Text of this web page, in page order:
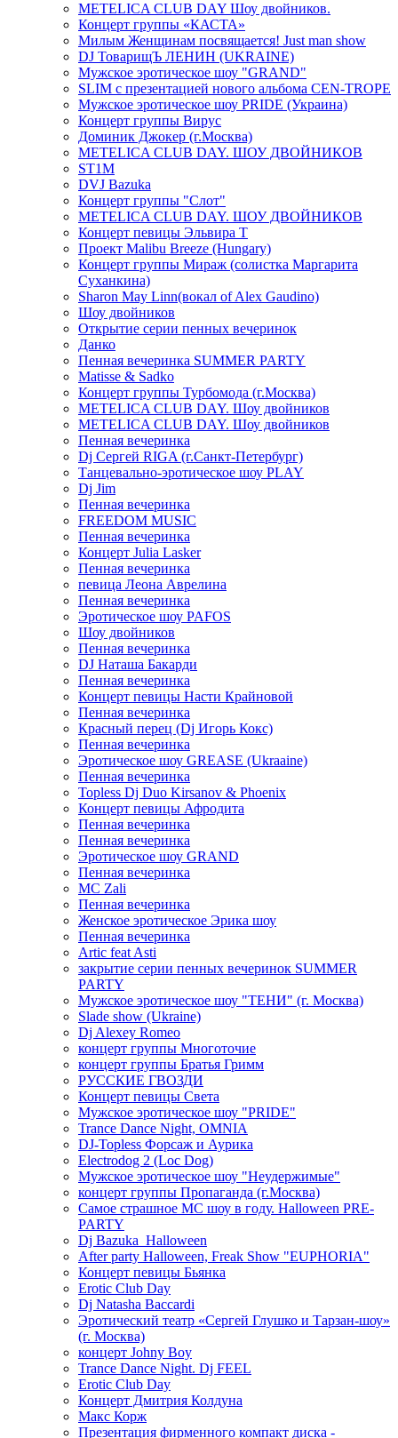
METELICA CLUB DAY Шоу двойников.
Концерт группы «КАСТА»
Милым Женщинам посвящается! Just man show
DJ ТоварищЪ ЛЕНИН (UKRAINE)
Мужское эротическое шоу "GRAND"
SLIM с презентацией нового альбома CEN-TROPE
Мужское эротическое шоу PRIDE (Украина)
Концерт группы Вирус
Доминик Джокер (г.Москва)
METELICA CLUB DAY. ШОУ ДВОЙНИКОВ
ST1M
DVJ Bazuka
Концерт группы "Слот"
METELICA CLUB DAY. ШОУ ДВОЙНИКОВ
Концерт певицы Эльвира Т
Проект Malibu Breeze (Hungary)
Концерт группы Мираж (солистка Маргарита
Суханкина)
Sharon May Linn(вокал of Alex Gaudino)
Шоу двойников
Открытие серии пенных вечеринок
Данко
Пенная вечеринка SUMMER PARTY
Matisse & Sadko
Концерт группы Турбомода (г.Москва)
METELICA CLUB DAY. Шоу двойников
METELICA CLUB DAY. Шоу двойников
Пенная вечеринка
Dj Сергей RIGA (г.Санкт-Петербург)
Танцевально-эротическое шоу PLAY
Dj Jim
Пенная вечеринка
FREEDOM MUSIC
Пенная вечеринка
Концерт Julia Lasker
Пенная вечеринка
певица Леона Аврелина
Пенная вечеринка
Эротическое шоу PAFOS
Шоу двойников
Пенная вечеринка
DJ Наташа Бакарди
Пенная вечеринка
Концерт певицы Насти Крайновой
Пенная вечеринка
Красный перец (Dj Игорь Кокс)
Пенная вечеринка
Эротическое шоу GREASE (Ukraaine)
Пенная вечеринка
Topless Dj Duo Kirsanov & Phoenix
Концерт певицы Афродита
Пенная вечеринка
Пенная вечеринка
Эротическое шоу GRAND
Пенная вечеринка
MC Zali
Пенная вечеринка
Женское эротическое Эрика шоу
Пенная вечеринка
Artic feat Asti
закрытие серии пенных вечеринок SUMMER
PARTY
Мужское эротическое шоу "ТЕНИ" (г. Москва)
Slade show (Ukraine)
Dj Alexey Romeo
концерт группы Многоточие
концерт группы Братья Гримм
РУССКИЕ ГВОЗДИ
Концерт певицы Света
Мужское эротическое шоу "PRIDE"
Trance Dance Night, OMNIA
DJ-Topless Форсаж и Аурика
Electrodog 2 (Loc Dog)
Мужское эротическое шоу "Неудержимые"
концерт группы Пропаганда (г.Москва)
Самое страшное МС шоу в году. Halloween PRE-
PARTY
Dj Bazuka_Halloween
After party Halloween, Freak Show "EUPHORIA"
Концерт певицы Бьянка
Erotic Club Day
Dj Natasha Baccardi
Эротический театр «Сергей Глушко и Тарзан-шоу»
(г. Москва)
концерт Johny Boy
Trance Dance Night. Dj FEEL
Erotic Club Day
Концерт Дмитрия Колдуна
Макс Корж
Презентация фирменного компакт диска -